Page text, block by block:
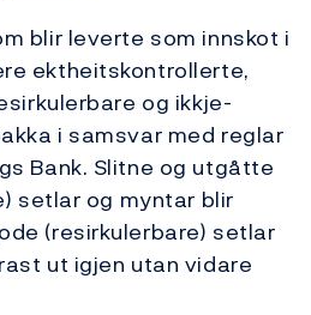
blir leverte som innskot i
ektheitskontrollerte,
og ikkje-
i samsvar med reglar
Bank. Slitne og utgåtte
setlar og myntar blir
(resirkulerbare) setlar
ut igjen utan vidare